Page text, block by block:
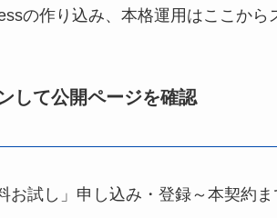
の作り込み、本格運用はここから
して公開ページを確認
お試し」申し込み・登録～本契約